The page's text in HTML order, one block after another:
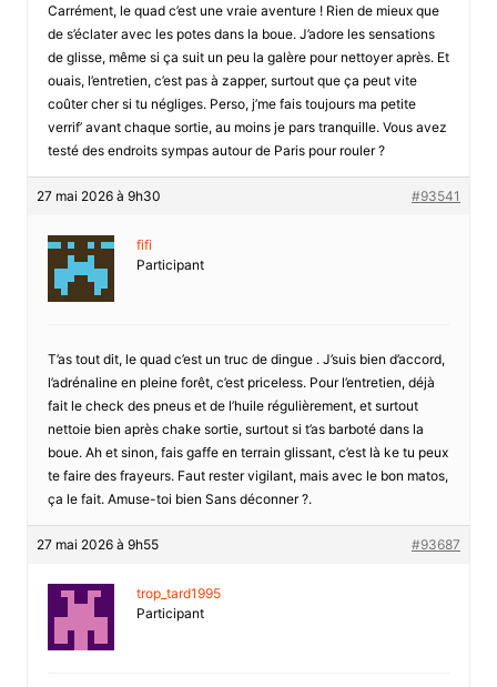
Carrément, le quad c’est une vraie aventure ! Rien de mieux que
de s’éclater avec les potes dans la boue. J’adore les sensations
de glisse, même si ça suit un peu la galère pour nettoyer après. Et
ouais, l’entretien, c’est pas à zapper, surtout que ça peut vite
coûter cher si tu négliges. Perso, j’me fais toujours ma petite
verrif’ avant chaque sortie, au moins je pars tranquille. Vous avez
testé des endroits sympas autour de Paris pour rouler ?
27 mai 2026 à 9h30 #93541
fifi
Participant
T’as tout dit, le quad c’est un truc de dingue . J’suis bien d’accord,
l’adrénaline en pleine forêt, c’est priceless. Pour l’entretien, déjà
fait le check des pneus et de l’huile régulièrement, et surtout
nettoie bien après chake sortie, surtout si t’as barboté dans la
boue. Ah et sinon, fais gaffe en terrain glissant, c’est là ke tu peux
te faire des frayeurs. Faut rester vigilant, mais avec le bon matos,
ça le fait. Amuse-toi bien Sans déconner ?.
27 mai 2026 à 9h55 #93687
trop_tard1995
Participant